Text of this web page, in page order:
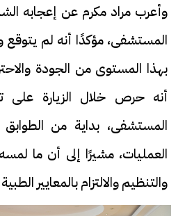
وأعرب مراد مكرم عن إعجابه
المستشفى، مؤكدًا أنه لم
بهذا المستوى من الجودة
أنه حرص خلال الزيارة
المستشفى، بداية من
العمليات، مشيرًا إلى أن ما
والتنظيم والالتزام بالمعايير